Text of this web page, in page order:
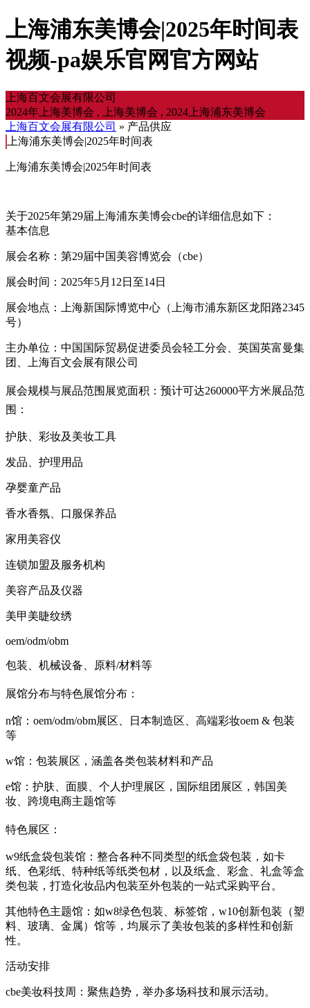
上海浦东美博会|2025年时间表
视频-pa娱乐官网官方网站
上海百文会展有限公司
2024年上海美博会 , 上海美博会 , 2024上海浦东美博会
上海百文会展有限公司 » 产品供应
上海浦东美博会|2025年时间表
上海浦东美博会|2025年时间表
关于2025年第29届上海浦东美博会cbe的详细信息如下：
基本信息
展会名称：第29届中国美容博览会（cbe）
展会时间：2025年5月12日至14日
展会地点：上海新国际博览中心（上海市浦东新区龙阳路2345
号）
主办单位：中国国际贸易促进委员会轻工分会、英国英富曼集
团、上海百文会展有限公司
展会规模与展品范围 展览面积：预计可达260000平方米展品范
围：
护肤、彩妆及美妆工具
发品、护理用品
孕婴童产品
香水香氛、口服保养品
家用美容仪
连锁加盟及服务机构
美容产品及仪器
美甲美睫纹绣
oem/odm/obm
包装、机械设备、原料/材料等
展馆分布与特色展馆分布：
n馆：oem/odm/obm展区、日本制造区、高端彩妆oem & 包装
等
w馆：包装展区，涵盖各类包装材料和产品
e馆：护肤、面膜、个人护理展区，国际组团展区，韩国美
妆、跨境电商主题馆等
特色展区：
w9纸盒袋包装馆：整合各种不同类型的纸盒袋包装，如卡
纸、色彩纸、特种纸等纸类包材，以及纸盒、彩盒、礼盒等盒
类包装，打造化妆品内包装至外包装的一站式采购平台。
其他特色主题馆：如w8绿色包装、标签馆，w10创新包装（塑
料、玻璃、金属）馆等，均展示了美妆包装的多样性和创新
性。
活动安排
cbe美妆科技周：聚焦趋势，举办多场科技和展示活动。